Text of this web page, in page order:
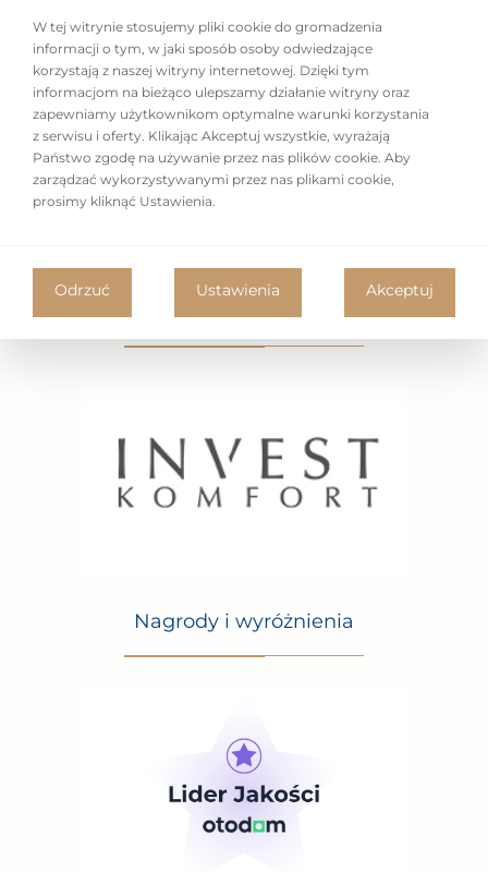
odbywa się na podstawie uprzedniego uzgodnienia
terminu.
Nasi partnerzy
Nagrody i wyróżnienia
W tej witrynie stosujemy pliki cookie do gromadzenia
informacji o tym, w jaki sposób osoby odwiedzające
korzystają z naszej witryny internetowej. Dzięki tym
informacjom na bieżąco ulepszamy działanie witryny oraz
zapewniamy użytkownikom optymalne warunki korzystania
z serwisu i oferty. Klikając Akceptuj wszystkie, wyrażają
Państwo zgodę na używanie przez nas plików cookie. Aby
zarządzać wykorzystywanymi przez nas plikami cookie,
prosimy kliknąć Ustawienia.
Odrzuć Ustawienia Akceptuj